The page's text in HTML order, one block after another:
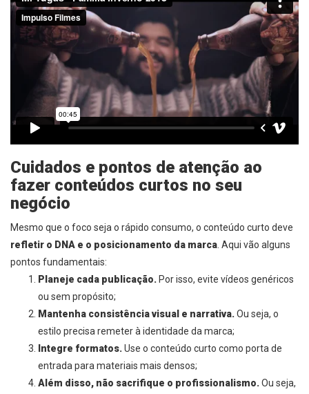
Cuidados e pontos de atenção ao
fazer conteúdos curtos no seu
negócio
Mesmo que o foco seja o rápido consumo, o conteúdo curto deve
refletir o DNA e o posicionamento da marca. Aqui vão alguns
pontos fundamentais:
Planeje cada publicação. Por isso, evite vídeos genéricos
ou sem propósito;
Mantenha consistência visual e narrativa.Ou seja, o
estilo precisa remeter à identidade da marca;
Integre formatos.Use o conteúdo curto como porta de
entrada para materiais mais densos;
Além disso, não sacrifique o profissionalismo.Ou seja,